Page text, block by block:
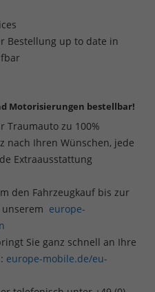
Bestellung up to date in
Motorisierungen bestellbar!
Traumauto zu 100%
nach Ihren Wünschen, jede
Extraausstattung
den Fahrzeugkauf bis zur
europe-
Sie ganz schnell an Ihre
europe-mobile.de/eu-